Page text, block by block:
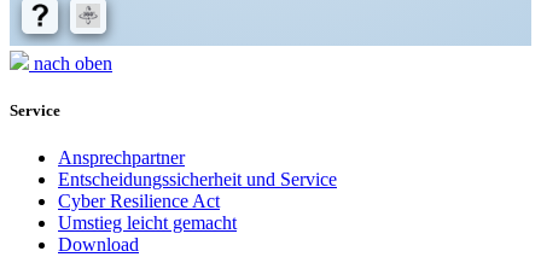
nach oben
Service
Ansprechpartner
Entscheidungssicherheit und Service
Cyber Resilience Act
Umstieg leicht gemacht
Download